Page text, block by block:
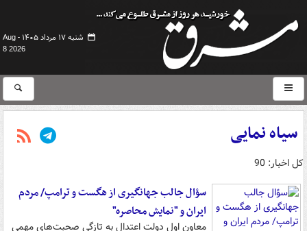
شنبه ۱۷ مرداد ۱۴۰۵ -
Aug
8 2026
سیاه نمایی
کل اخبار: 90
سؤال جالب جهانگیری از هگست و ترامپ/ مردم
ایران و "نمایش محاصره"
معاون اول دولت اعتدال به تازگی صحبت‌های مهمی